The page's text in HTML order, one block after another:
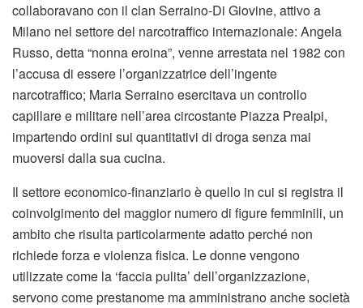
collaboravano con il clan Serraino-Di Giovine, attivo a
Milano nel settore del narcotraffico internazionale: Angela
Russo, detta “nonna eroina”, venne arrestata nel 1982 con
l’accusa di essere l’organizzatrice dell’ingente
narcotraffico; Maria Serraino esercitava un controllo
capillare e militare nell’area circostante Piazza Prealpi,
impartendo ordini sui quantitativi di droga senza mai
muoversi dalla sua cucina.
Il settore economico-finanziario è quello in cui si registra il
coinvolgimento del maggior numero di figure femminili, un
ambito che risulta particolarmente adatto perché non
richiede forza e violenza fisica. Le donne vengono
utilizzate come la ‘faccia pulita’ dell’organizzazione,
servono come prestanome ma amministrano anche società